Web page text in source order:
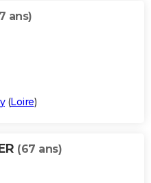
ans)
(Loire)
(67 ans)